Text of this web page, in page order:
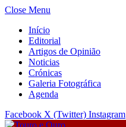
Close Menu
Início
Editorial
Artigos de Opinião
Noticias
Crónicas
Galeria Fotográfica
Agenda
Facebook X (Twitter) Instagram